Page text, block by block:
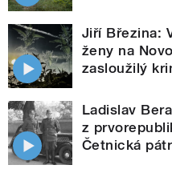
Jiří Březina:
ženy na
zasloužilý
Ladislav
z
Četnická